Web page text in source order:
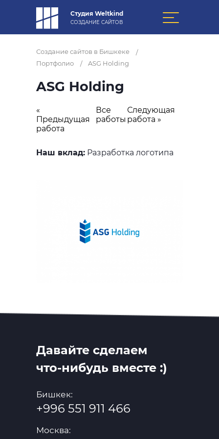
Студия Weltkind
СОЗДАНИЕ САЙТОВ
Создание сайтов в Бишкеке
/
Портфолио
/ ASG Holding
ASG Holding
«
Предыдущая
работа
Все
работы
Следующая
работа »
Наш вклад: Разработка логотипа
Давайте сделаем
что-нибудь вместе :)
Бишкек:
+996 551 911 466
Москва: